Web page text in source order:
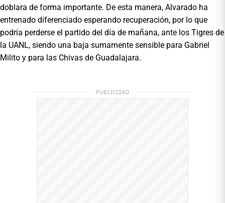
doblara de forma importante. De esta manera, Alvarado ha
entrenado diferenciado esperando recuperación, por lo que
podría perderse el partido del día de mañana, ante los Tigres de
la UANL, siendo una baja sumamente sensible para Gabriel
Milito y para las Chivas de Guadalajara.
PUBLICIDAD